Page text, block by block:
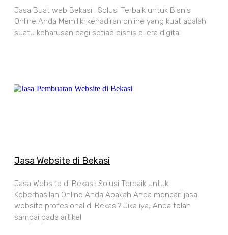
Jasa Buat web Bekasi : Solusi Terbaik untuk Bisnis
Online Anda Memiliki kehadiran online yang kuat adalah
suatu keharusan bagi setiap bisnis di era digital
Jasa Website di Bekasi
Jasa Website di Bekasi: Solusi Terbaik untuk
Keberhasilan Online Anda Apakah Anda mencari jasa
website profesional di Bekasi? Jika iya, Anda telah
sampai pada artikel